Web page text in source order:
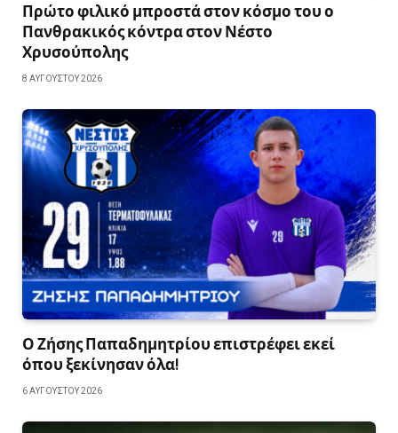
Πρώτο φιλικό μπροστά στον κόσμο του ο
Πανθρακικός κόντρα στον Νέστο
Χρυσούπολης
8 ΑΥΓΟΎΣΤΟΥ 2026
Ο Ζήσης Παπαδημητρίου επιστρέφει εκεί
όπου ξεκίνησαν όλα!
6 ΑΥΓΟΎΣΤΟΥ 2026